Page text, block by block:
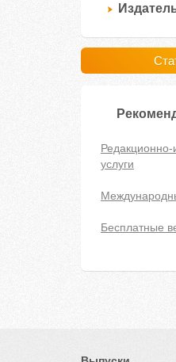
Редакционно-
услуги
Бесплатные